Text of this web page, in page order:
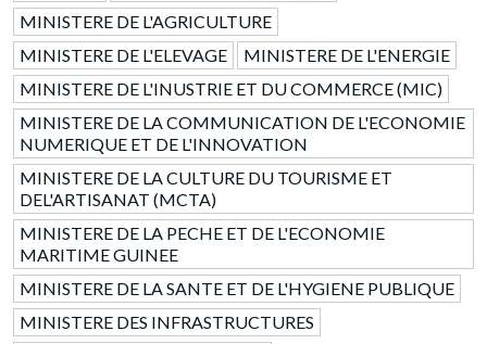
MINISTERE DE L'AGRICULTURE
MINISTERE DE L'ELEVAGE
MINISTERE DE L'ENERGIE
MINISTERE DE L'INUSTRIE ET DU COMMERCE (MIC)
MINISTERE DE LA COMMUNICATION DE L'ECONOMIE
NUMERIQUE ET DE L'INNOVATION
MINISTERE DE LA CULTURE DU TOURISME ET
DEL'ARTISANAT (MCTA)
MINISTERE DE LA PECHE ET DE L'ECONOMIE
MARITIME GUINEE
MINISTERE DE LA SANTE ET DE L'HYGIENE PUBLIQUE
MINISTERE DES INFRASTRUCTURES